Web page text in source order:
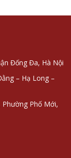
Đống Đa, Hà Nội
– Hạ Long –
Phường Phố Mới,